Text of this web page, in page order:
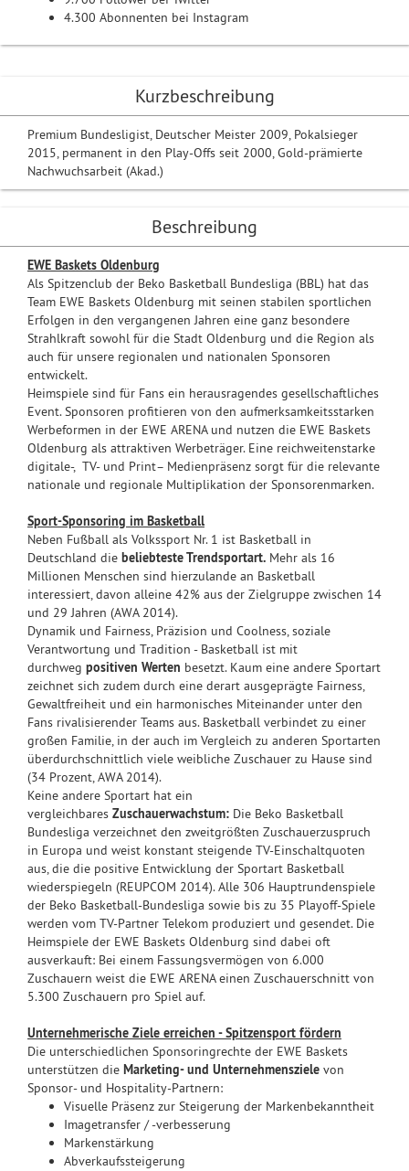
Kurzbeschreibung
Premium Bundesligist, Deutscher Meister 2009, Pokalsieger
2015, permanent in den Play-Offs seit 2000, Gold-prämierte
Nachwuchsarbeit (Akad.)
Beschreibung
EWE Baskets Oldenburg
Als Spitzenclub der Beko Basketball Bundesliga (BBL) hat das
Team EWE Baskets Oldenburg mit seinen stabilen sportlichen
Erfolgen in den vergangenen Jahren eine ganz besondere
Strahlkraft sowohl für die Stadt Oldenburg und die Region als
auch für unsere regionalen und nationalen Sponsoren
entwickelt.
Heimspiele sind für Fans ein herausragendes gesellschaftliches
Event. Sponsoren profitieren von den aufmerksamkeitsstarken
Werbeformen in der EWE ARENA und nutzen die EWE Baskets
Oldenburg als attraktiven Werbeträger. Eine reichweitenstarke
digitale-, TV- und Print– Medienpräsenz sorgt für die relevante
nationale und regionale Multiplikation der Sponsorenmarken.
Sport-Sponsoring im Basketball
Neben Fußball als Volkssport Nr. 1 ist Basketball in
Deutschland die beliebteste Trendsportart. Mehr als 16
Millionen Menschen sind hierzulande an Basketball
interessiert, davon alleine 42% aus der Zielgruppe zwischen 14
und 29 Jahren (AWA 2014).
Dynamik und Fairness, Präzision und Coolness, soziale
Verantwortung und Tradition - Basketball ist mit
durchweg positiven Werten besetzt. Kaum eine andere Sportart
zeichnet sich zudem durch eine derart ausgeprägte Fairness,
Gewaltfreiheit und ein harmonisches Miteinander unter den
Fans rivalisierender Teams aus. Basketball verbindet zu einer
großen Familie, in der auch im Vergleich zu anderen Sportarten
überdurchschnittlich viele weibliche Zuschauer zu Hause sind
(34 Prozent, AWA 2014).
Keine andere Sportart hat ein
vergleichbares Zuschauerwachstum: Die Beko Basketball
Bundesliga verzeichnet den zweitgrößten Zuschauerzuspruch
in Europa und weist konstant steigende TV-Einschaltquoten
aus, die die positive Entwicklung der Sportart Basketball
wiederspiegeln (REUPCOM 2014). Alle 306 Hauptrundenspiele
der Beko Basketball-Bundesliga sowie bis zu 35 Playoff-Spiele
werden vom TV-Partner Telekom produziert und gesendet. Die
Heimspiele der EWE Baskets Oldenburg sind dabei oft
ausverkauft: Bei einem Fassungsvermögen von 6.000
Zuschauern weist die EWE ARENA einen Zuschauerschnitt von
5.300 Zuschauern pro Spiel auf.
Unternehmerische Ziele erreichen - Spitzensport fördern
Die unterschiedlichen Sponsoringrechte der EWE Baskets
unterstützen die Marketing- und Unternehmensziele von
Sponsor- und Hospitality-Partnern:
Visuelle Präsenz zur Steigerung der Markenbekanntheit
Imagetransfer / -verbesserung
Markenstärkung
Abverkaufssteigerung
4.300 Abonnenten bei Instagram